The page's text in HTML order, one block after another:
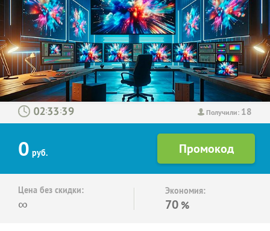
Получили: 18
: :
0 руб.
Цена без скидки:
∞
Экономия:
70 %